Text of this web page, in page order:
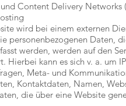
Content Delivery Networks
wird bei einem externen
personenbezogenen Daten,
werden, werden auf den
Hierbei kann es sich v. a. um
Meta- und
Kontaktdaten, Namen,
die über eine Website